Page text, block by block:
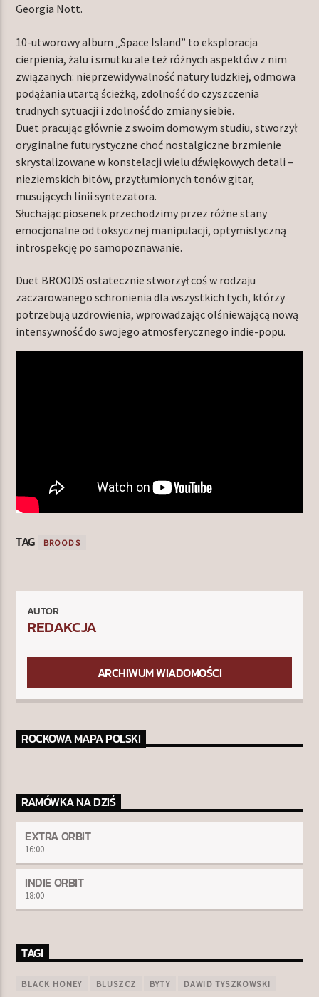
Georgia Nott.
10-utworowy album „Space Island” to eksploracja
cierpienia, żalu i smutku ale też różnych aspektów z nim
związanych: nieprzewidywalność natury ludzkiej, odmowa
podążania utartą ścieżką, zdolność do czyszczenia
trudnych sytuacji i zdolność do zmiany siebie.
Duet pracując głównie z swoim domowym studiu, stworzył
oryginalne futurystyczne choć nostalgiczne brzmienie
skrystalizowane w konstelacji wielu dźwiękowych detali –
nieziemskich bitów, przytłumionych tonów gitar,
musujących linii syntezatora.
Słuchając piosenek przechodzimy przez różne stany
emocjonalne od toksycznej manipulacji, optymistyczną
introspekcję po samopoznawanie.
Duet BROODS ostatecznie stworzył coś w rodzaju
zaczarowanego schronienia dla wszystkich tych, którzy
potrzebują uzdrowienia, wprowadzając olśniewającą nową
intensywność do swojego atmosferycznego indie-popu.
TAG BROODS
AUTOR
REDAKCJA
ARCHIWUM WIADOMOŚCI
ROCKOWA MAPA POLSKI
RAMÓWKA NA DZIŚ
EXTRA ORBIT
16:00
INDIE ORBIT
18:00
TAGI
BLACK HONEY BLUSZCZ BYTY DAWID TYSZKOWSKI